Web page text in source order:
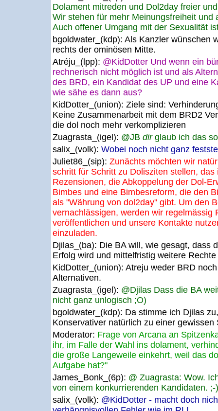
Dolament mitreden und Dol2day freier
Wir stehen für mehr Meinungsfreiheit und
Auch offener Umgang mit der Sexualität
bgoldwater_(kdp): Als Kanzler wünschen
rechts der ominösen Mitte.
Atréju_(lpp): @KidDotter Und wenn ein
rechnerisch nicht möglich ist und als
des BRD, ein Kandidat des UP und eine
wie sähe es dann aus?
KidDotter_(union): Ziele sind:
Keine Zusammenarbeit mit dem BRD2
die dol noch mehr verkomplizieren
Zuagrasta_(igel): @JB dirglaub ich das
salix_(volk): Wobei noch nicht ganz
Juliet86_(sip): Zunächts möchten wir
schritt für Schritt zu Dolisziten stellen,
Rezensionen, die Abkoppelung der Dol-
Bimbes und eine Bimbesreform, die den
als "Währung von dol2day" gibt. Um den
vernachlässigen, werden wir regelmässig
veröffentlichen und unsere Kontakte
einzuladen.
Djilas_(ba): Die BA will, wie gesagt, dass
Erfolg wird und mittelfristig weitere
KidDotter_(union): Atreju weder BRD
Alternativen.
Zuagrasta_(igel): @Djilas Dass die BA
nicht ganz unlogisch ;O)
bgoldwater_(kdp): Da stimme ich Djilas
Konservativer natürlich zu einer gewissen
Moderator: Frage von Arcana an
ihr, im Falle der Wahl ins dolament,
die große Langeweile einkehrt, weil das
Aufgabe hat?"
James_Bonk_(6p): @ Zuagrasta: Wow.
von einem konkurrierenden Kandidaten. ;-)
salix_(volk): @KidDotter - macht doch